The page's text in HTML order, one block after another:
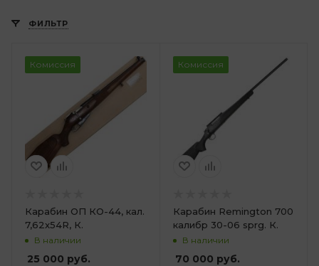
ФИЛЬТР
Комиссия
Карабин ОП КО-44, кал.
7,62x54R, К.
В наличии
25 000 руб.
Комиссия
Карабин Remington 700
калибр 30-06 sprg. К.
В наличии
70 000 руб.